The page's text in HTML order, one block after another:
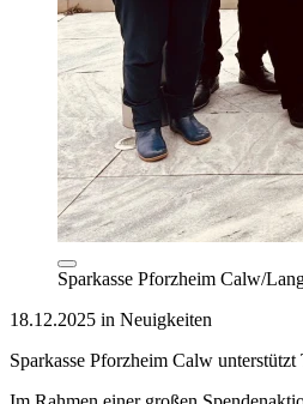
Sparkasse Pforzheim Calw/
18.12.2025 in Neuigkeiten
Sparkasse Pforzheim Calw